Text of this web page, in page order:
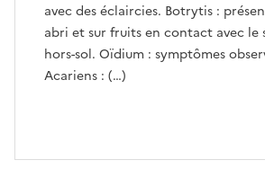
avec des éclaircies. Botrytis :
abri et sur fruits en contact avec le
hors-sol. Oïdium : symptômes
Acariens : (…)